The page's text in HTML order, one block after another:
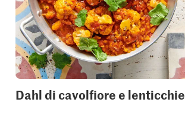
Dahl di cavolfiore e lenticchie